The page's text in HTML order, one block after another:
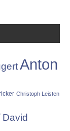
Anton
Christoph Leisten
David